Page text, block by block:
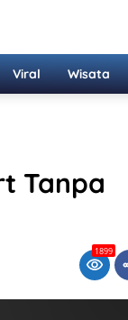
Viral Wisata
Tanpa
1899